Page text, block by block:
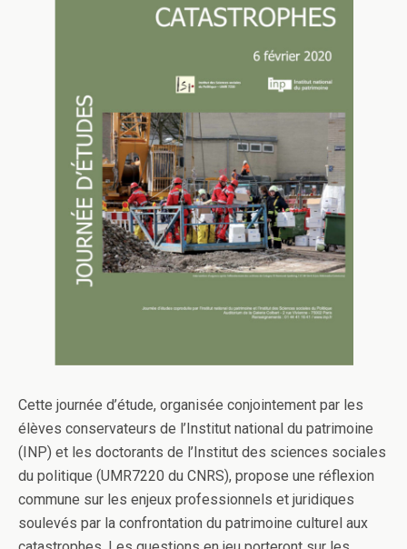
Cette journée d’étude, organisée conjointement par les
élèves conservateurs de l’Institut national du patrimoine
(INP) et les doctorants de l’Institut des sciences sociales
du politique (UMR7220 du CNRS), propose une réflexion
commune sur les enjeux professionnels et juridiques
soulevés par la confrontation du patrimoine culturel aux